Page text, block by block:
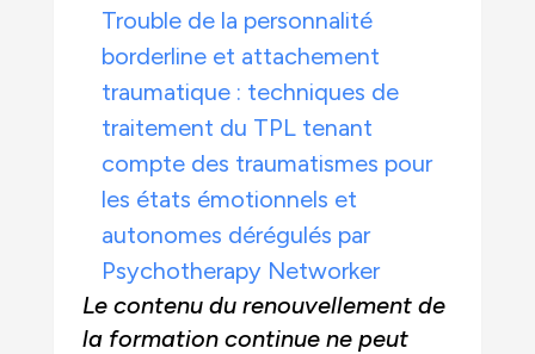
Trouble de la personnalité
borderline et attachement
traumatique : techniques de
traitement du TPL tenant
compte des traumatismes pour
les états émotionnels et
autonomes dérégulés par
Psychotherapy Networker
Le contenu du renouvellement de
la formation continue ne peut